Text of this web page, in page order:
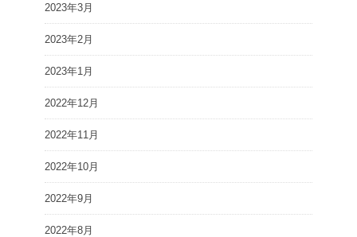
2023年3月
2023年2月
2023年1月
2022年12月
2022年11月
2022年10月
2022年9月
2022年8月